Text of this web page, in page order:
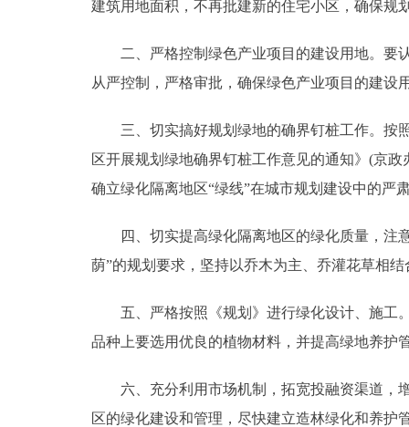
ESPAÑOL
建筑用地面积，不再批建新的住宅小区，确保规
二、严格控制绿色产业项目的建设用地。要认
从严控制，严格审批，确保绿色产业项目的建设
三、切实搞好规划绿地的确界钉桩工作。按照
区开展规划绿地确界钉桩工作意见的通知》(京
确立绿化隔离地区“绿线”在城市规划建设中的严
四、切实提高绿化隔离地区的绿化质量，注意
荫”的规划要求，坚持以乔木为主、乔灌花草相
五、严格按照《规划》进行绿化设计、施工。
品种上要选用优良的植物材料，并提高绿地养护
六、充分利用市场机制，拓宽投融资渠道，增
区的绿化建设和管理，尽快建立造林绿化和养护